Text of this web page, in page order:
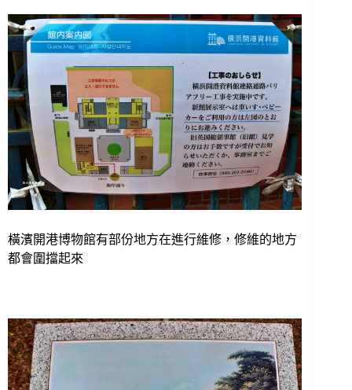
橫濱開港博物館有部份地方在進行維修，修維的地方
都會圍擋起來